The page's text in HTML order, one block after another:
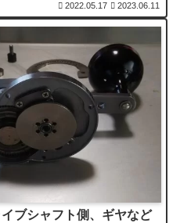
2022.05.17 2023.06.11
ブシャフト側、ギヤなど